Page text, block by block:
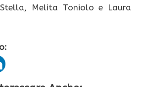
Melita Toniolo e Laura